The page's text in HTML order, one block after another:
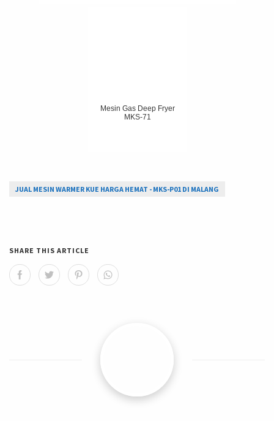
Mesin Gas Deep Fryer
MKS-71
JUAL MESIN WARMER KUE HARGA HEMAT - MKS-P01 DI MALANG
SHARE THIS ARTICLE